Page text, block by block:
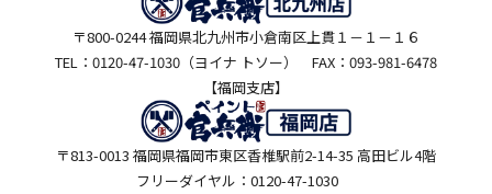
〒800-0244 福岡県北九州市小倉南区上貫１－１－１６
TEL：0120-47-1030（ヨイナ トソー） FAX：093-981-6478
【福岡支店】
〒813-0013 福岡県福岡市東区香椎駅前2-14-35 高田ビル4階
フリーダイヤル：0120-47-1030